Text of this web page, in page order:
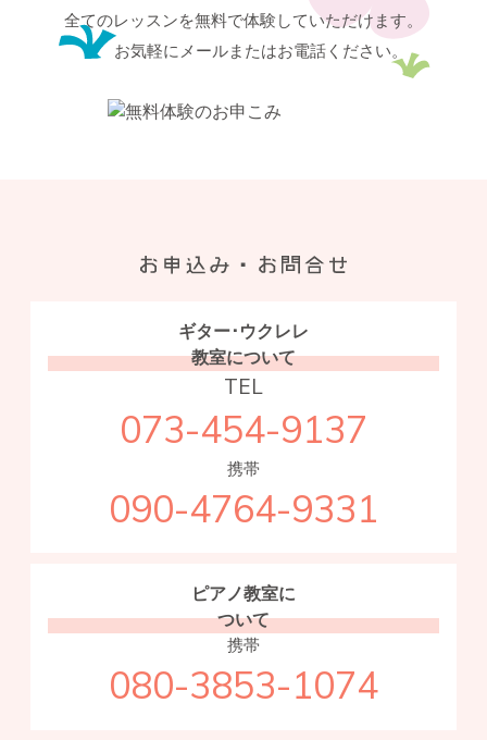
全てのレッスンを無料で体験していただけます。
お気軽にメールまたはお電話ください。
ギター･ウクレレ
教室について
TEL
073-454-9137
携帯
090-4764-9331
ピアノ教室に
ついて
携帯
080-3853-1074